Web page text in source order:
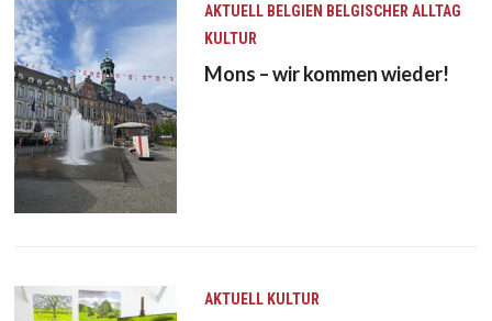
AKTUELL BELGIEN BELGISCHER ALLTAG
KULTUR
Mons – wir kommen wieder!
AKTUELL KULTUR